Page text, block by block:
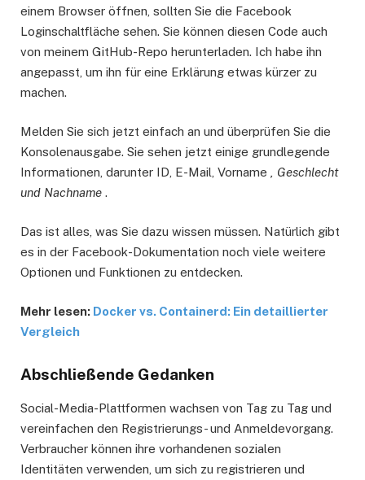
einem Browser öffnen, sollten Sie die Facebook
Loginschaltfläche sehen. Sie können diesen Code auch
von meinem GitHub-Repo herunterladen. Ich habe ihn
angepasst, um ihn für eine Erklärung etwas kürzer zu
machen.
Melden Sie sich jetzt einfach an und überprüfen Sie die
Konsolenausgabe. Sie sehen jetzt einige grundlegende
Informationen, darunter ID, E-Mail, Vorname
, Geschlecht
und Nachname .
Das ist alles, was Sie dazu wissen müssen. Natürlich gibt
es in der Facebook-Dokumentation noch viele weitere
Optionen und Funktionen zu entdecken.
Mehr lesen: Docker vs. Containerd: Ein detaillierter
Vergleich
Abschließende Gedanken
Social-Media-Plattformen wachsen von Tag zu Tag und
vereinfachen den Registrierungs- und Anmeldevorgang.
Verbraucher können ihre vorhandenen sozialen
Identitäten verwenden, um sich zu registrieren und